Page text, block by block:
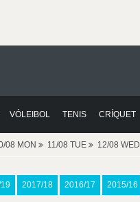
VÓLEIBOL TENIS CRÍQUET
08 MON 11/08 TUE 12/08 WED
2017/18 2016/17 2015/16